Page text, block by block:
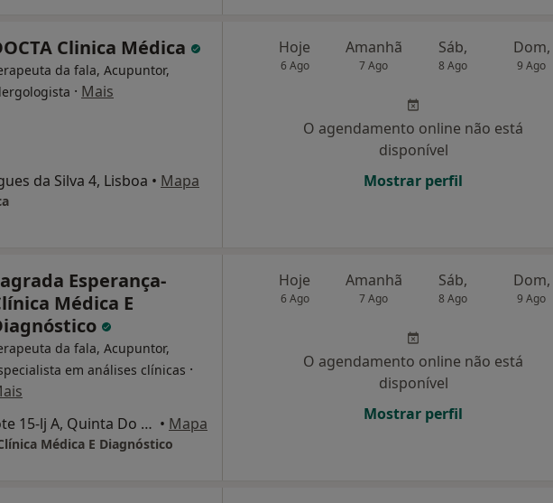
Clinica Médica
da fala, Acupuntor,
· Mais
da Silva 4, Lisboa • Mapa
Hoje
6 Ago
Amanhã
7 Ago
Sáb,
8 Ago
Dom,
9 Ago
O agendamento online não está
disponível
Mostrar perfil
Esperança-
Médica E
da fala, Acupuntor,
em análises clínicas ·
R Piteira Santos Lote 15-lj A, Quinta Do Conde • Mapa
Médica E Diagnóstico
Hoje
6 Ago
Amanhã
7 Ago
Sáb,
8 Ago
Dom,
9 Ago
O agendamento online não está
disponível
Mostrar perfil